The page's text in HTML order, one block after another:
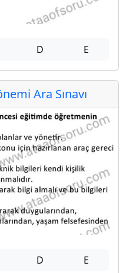
D E
Ara Sınavı
D E